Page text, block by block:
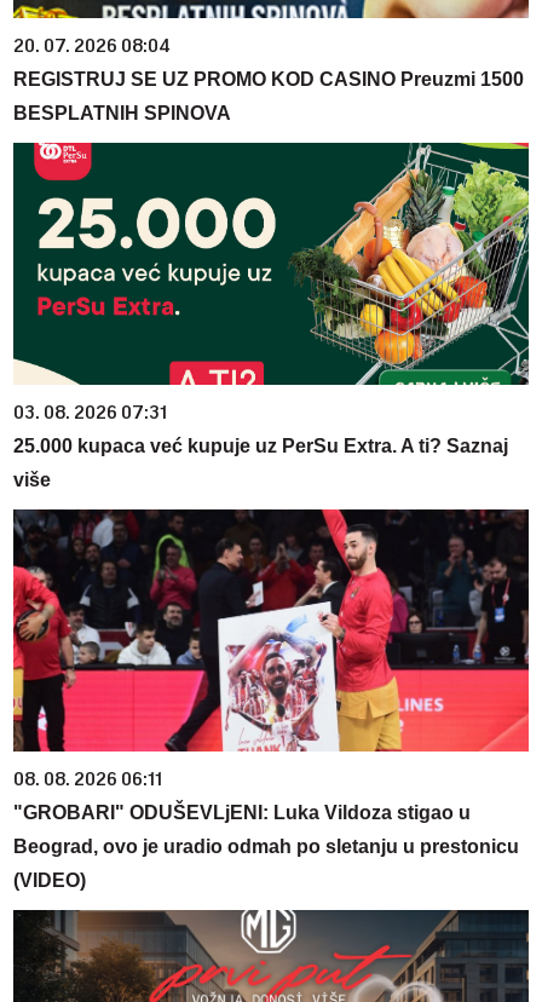
20. 07. 2026 08:04
REGISTRUJ SE UZ PROMO KOD CASINO Preuzmi 1500
BESPLATNIH SPINOVA
03. 08. 2026 07:31
25.000 kupaca već kupuje uz PerSu Extra. A ti? Saznaj
više
08. 08. 2026 06:11
"GROBARI" ODUŠEVLjENI: Luka Vildoza stigao u
Beograd, ovo je uradio odmah po sletanju u prestonicu
(VIDEO)